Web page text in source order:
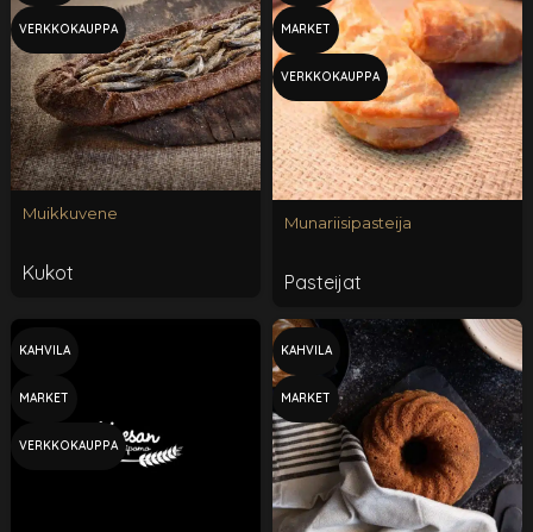
VERKKOKAUPPA
Muikkuvene
Kukot
MARKET
VERKKOKAUPPA
Munariisipasteija
Pasteijat
KAHVILA
MARKET
VERKKOKAUPPA
KAHVILA
MARKET